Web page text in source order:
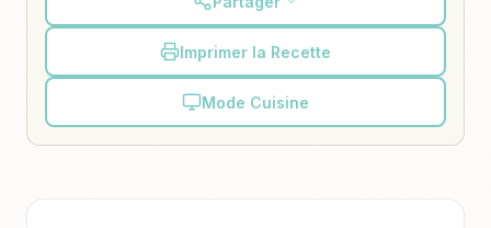
Imprimer la Recette
Mode Cuisine